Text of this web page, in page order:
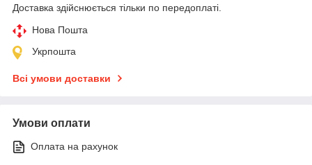
Доставка здійснюється тільки по передоплаті.
Нова Пошта
Укрпошта
Всі умови доставки
Умови оплати
Оплата на рахунок